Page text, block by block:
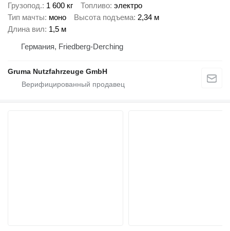
Грузопод. 1 600 кг Топливо электро
Тип мачты моно Высота подъема 2,34 м
Длина вил 1,5 м
Германия, Friedberg-Derching
Gruma Nutzfahrzeuge GmbH